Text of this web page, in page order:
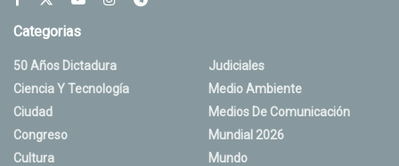
Categorias
50 Años Dictadura
Ciencia Y Tecnología
Ciudad
Congreso
Cultura
Judiciales
Medio Ambiente
Medios De Comunicación
Mundial 2026
Mundo